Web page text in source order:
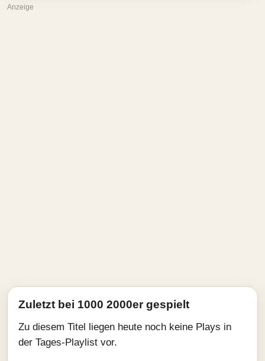
Anzeige
Zuletzt bei 1000 2000er gespielt
Zu diesem Titel liegen heute noch keine Plays in
der Tages-Playlist vor.